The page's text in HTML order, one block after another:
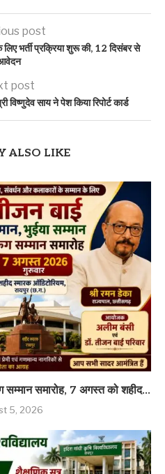
post
भर्ती प्रक्रिया शुरू की, 12 दिसंबर से
post
विष्णुदेव साय ने पेश किया रिपोर्ट कार्ड
ALSO LIKE
सम्मान समारोह, 7 अगस्त को शहीद...
5, 2026